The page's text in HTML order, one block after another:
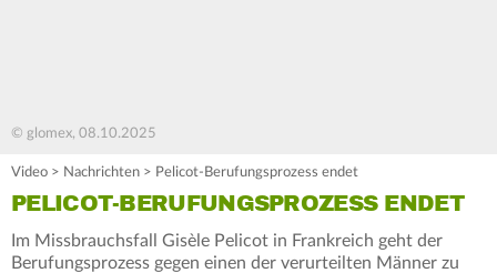
© glomex, 08.10.2025
Video > Nachrichten > Pelicot-Berufungsprozess endet
PELICOT-BERUFUNGSPROZESS ENDET
Im Missbrauchsfall Gisèle Pelicot in Frankreich geht der
Berufungsprozess gegen einen der verurteilten Männer zu